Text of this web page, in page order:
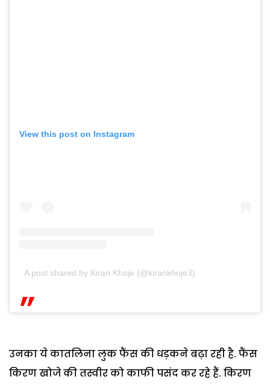
View this post on Instagram
A post shared by Kiran Khoje (@kirankhoje3)
उनका ये कातलिना लुक फैंस की धड़कने बढ़ा रही है. फैंस
किरण खोजे की तस्वीर को काफी पसंद कर रहे हैं. किरण